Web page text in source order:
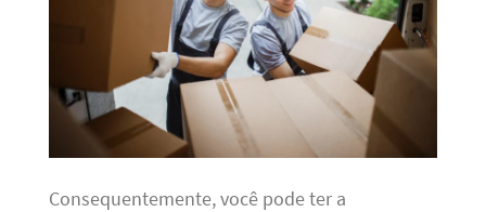
Consequentemente, você pode ter a